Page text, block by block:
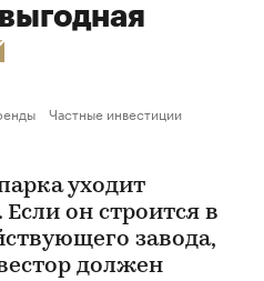
Частные инвестиции
уходит
он строится в
завода,
должен